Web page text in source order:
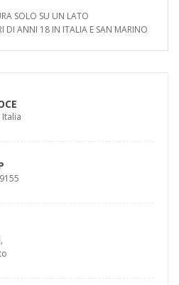
SOLO SU UN LATO
DI ANNI 18 IN ITALIA E SAN MARINO